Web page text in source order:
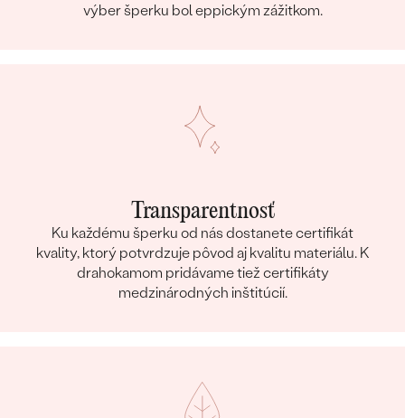
výber šperku bol eppickým zážitkom.
Transparentnosť
Ku každému šperku od nás dostanete certifikát
kvality, ktorý potvrdzuje pôvod aj kvalitu materiálu. K
drahokamom pridávame tiež certifikáty
medzinárodných inštitúcií.